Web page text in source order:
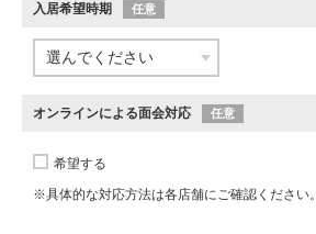
入居希望時期 任意
オンラインによる面会対応 任意
希望する
※具体的な対応方法は各店舗にご確認ください。